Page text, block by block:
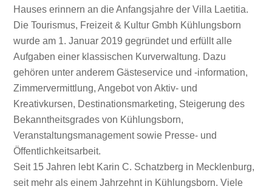
Hauses erinnern an die Anfangsjahre der Villa Laetitia.
Die Tourismus, Freizeit & Kultur Gmbh Kühlungsborn
wurde am 1. Januar 2019 gegründet und erfüllt alle
Aufgaben einer klassischen Kurverwaltung. Dazu
gehören unter anderem Gästeservice und -information,
Zimmervermittlung, Angebot von Aktiv- und
Kreativkursen, Destinationsmarketing, Steigerung des
Bekanntheitsgrades von Kühlungsborn,
Veranstaltungsmanagement sowie Presse- und
Öffentlichkeitsarbeit.
Seit 15 Jahren lebt Karin C. Schatzberg in Mecklenburg,
seit mehr als einem Jahrzehnt in Kühlungsborn. Viele